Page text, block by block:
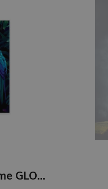
Grāmatzīme GLOBUSS - Papagailis